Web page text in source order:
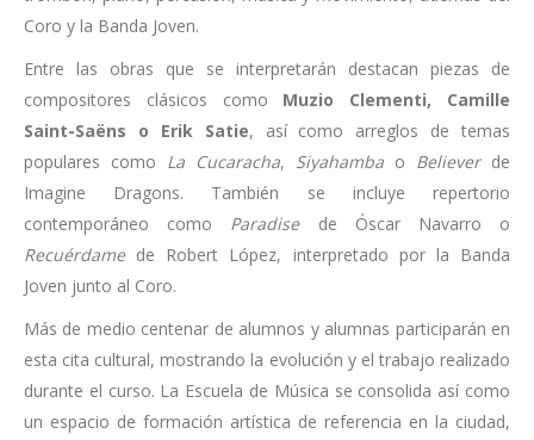
Coro y la Banda Joven.
Entre las obras que se interpretarán destacan piezas de
compositores clásicos como Muzio Clementi, Camille
Saint-Saëns o Erik Satie, así como arreglos de temas
populares como La Cucaracha, Siyahamba o Believerde
Imagine Dragons. También se incluye repertorio
contemporáneo como Paradisede Óscar Navarro o
Recuérdamede Robert López, interpretado por la Banda
Joven junto al Coro.
Más de medio centenar de alumnos y alumnas participarán en
esta cita cultural, mostrando la evolución y el trabajo realizado
durante el curso. La Escuela de Música se consolida así como
un espacio de formación artística de referencia en la ciudad,